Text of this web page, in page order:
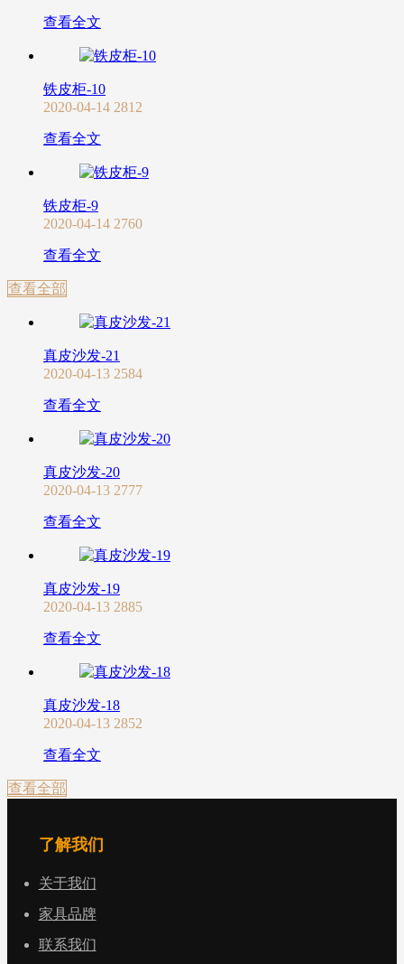
查看全文
铁皮柜-10
2020-04-14 2812
查看全文
铁皮柜-9
2020-04-14 2760
查看全文
查看全部
真皮沙发-21
2020-04-13 2584
查看全文
真皮沙发-20
2020-04-13 2777
查看全文
真皮沙发-19
2020-04-13 2885
查看全文
真皮沙发-18
2020-04-13 2852
查看全文
查看全部
了解我们
关于我们
家具品牌
联系我们